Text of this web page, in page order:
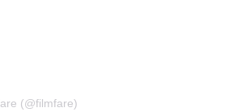
(@filmfare)